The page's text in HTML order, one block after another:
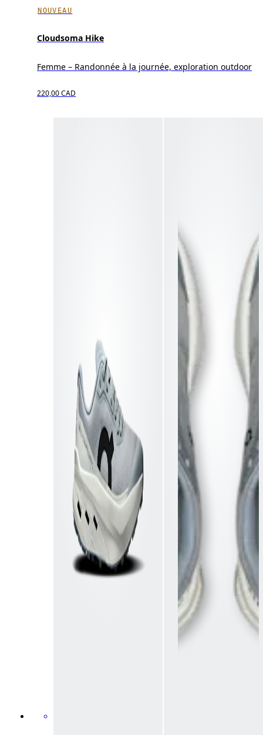
NOUVEAU
Cloudsoma Hike
Femme – Randonnée à la journée, exploration outdoor
220,00 CAD